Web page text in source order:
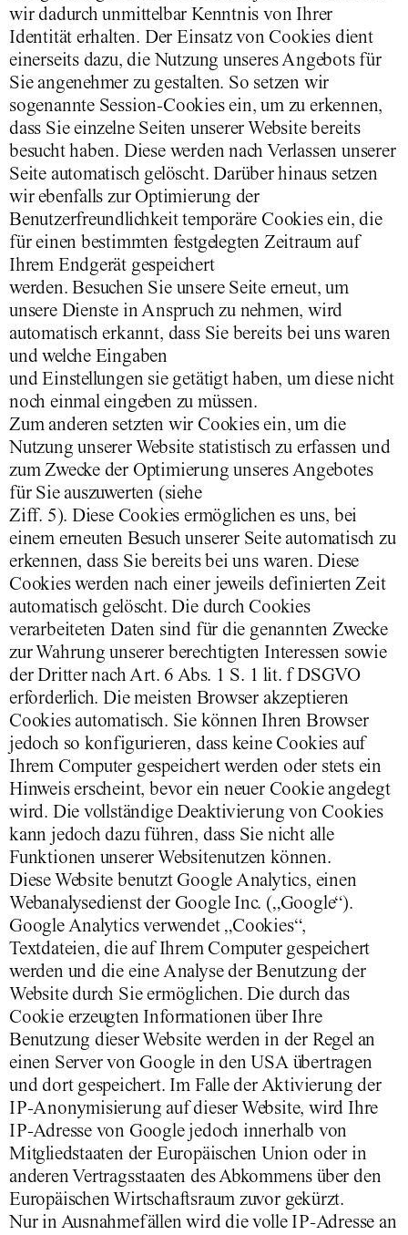
wir dadurch unmittelbar Kenntnis von Ihrer
Identität erhalten. Der Einsatz von Cookies dient
einerseits dazu, die Nutzung unseres Angebots für
Sie angenehmer zu gestalten. So setzen wir
sogenannte Session-Cookies ein, um zu erkennen,
dass Sie einzelne Seiten unserer Website bereits
besucht haben. Diese werden nach Verlassen unserer
Seite automatisch gelöscht. Darüber hinaus setzen
wir ebenfalls zur Optimierung der
Benutzerfreundlichkeit temporäre Cookies ein, die
für einen bestimmten festgelegten Zeitraum auf
Ihrem Endgerät gespeichert
werden. Besuchen Sie unsere Seite erneut, um
unsere Dienste in Anspruch zu nehmen, wird
automatisch erkannt, dass Sie bereits bei uns waren
und welche Eingaben
und Einstellungen sie getätigt haben, um diese nicht
noch einmal eingeben zu müssen.
Zum anderen setzten wir Cookies ein, um die
Nutzung unserer Website statistisch zu erfassen und
zum Zwecke der Optimierung unseres Angebotes
für Sie auszuwerten (siehe
Ziff. 5). Diese Cookies ermöglichen es uns, bei
einem erneuten Besuch unserer Seite automatisch zu
erkennen, dass Sie bereits bei uns waren. Diese
Cookies werden nach einer jeweils definierten Zeit
automatisch gelöscht. Die durch Cookies
verarbeiteten Daten sind für die genannten Zwecke
zur Wahrung unserer berechtigten Interessen sowie
der Dritter nach Art. 6 Abs. 1 S. 1 lit. f DSGVO
erforderlich. Die meisten Browser akzeptieren
Cookies automatisch. Sie können Ihren Browser
jedoch so konfigurieren, dass keine Cookies auf
Ihrem Computer gespeichert werden oder stets ein
Hinweis erscheint, bevor ein neuer Cookie angelegt
wird. Die vollständige Deaktivierung von Cookies
kann jedoch dazu führen, dass Sie nicht alle
Funktionen unserer Websitenutzen können.
Diese Website benutzt Google Analytics, einen
Webanalysedienst der Google Inc. („Google“).
Google Analytics verwendet „Cookies“,
Textdateien, die auf Ihrem Computer gespeichert
werden und die eine Analyse der Benutzung der
Website durch Sie ermöglichen. Die durch das
Cookie erzeugten Informationen über Ihre
Benutzung dieser Website werden in der Regel an
einen Server von Google in den USA übertragen
und dort gespeichert. Im Falle der Aktivierung der
IP-Anonymisierung auf dieser Website, wird Ihre
IP-Adresse von Google jedoch innerhalb von
Mitgliedstaaten der Europäischen Union oder in
anderen Vertragsstaaten des Abkommens über den
Europäischen Wirtschaftsraum zuvor gekürzt.
Nur in Ausnahmefällen wird die volle IP-Adresse an